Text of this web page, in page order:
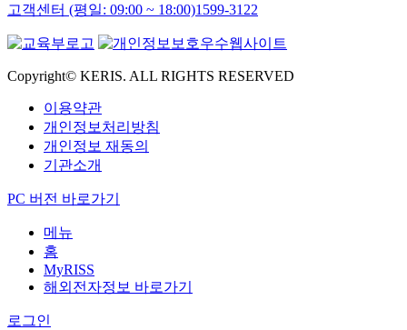
고객센터 (평일: 09:00 ~ 18:00)1599-3122
Copyright© KERIS. ALL RIGHTS RESERVED
이용약관
개인정보처리방침
개인정보 재동의
기관소개
PC 버전 바로가기
메뉴
홈
MyRISS
해외전자정보 바로가기
로그인